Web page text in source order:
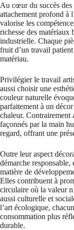
Au cœur du succès des
attachement profond à
valorise les
richesse des matériaux
industrielle. Chaque
fruit d’un travail
matériau.
Privilégier le travail
aussi choisir une
couleur naturelle
parfaitement à un
chaleur. Contrairement
façonnés par la main
regard, offrant une
Outre leur aspect
démarche responsable,
matière de
Elles contribuent à
circulaire où la valeur
aussi culturelle et
l’art écologique,
consommation plus
durable.